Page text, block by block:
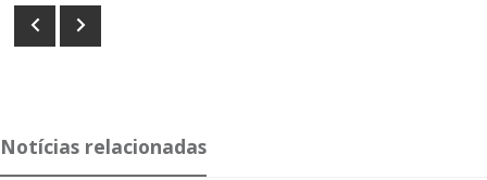
Notícias relacionadas